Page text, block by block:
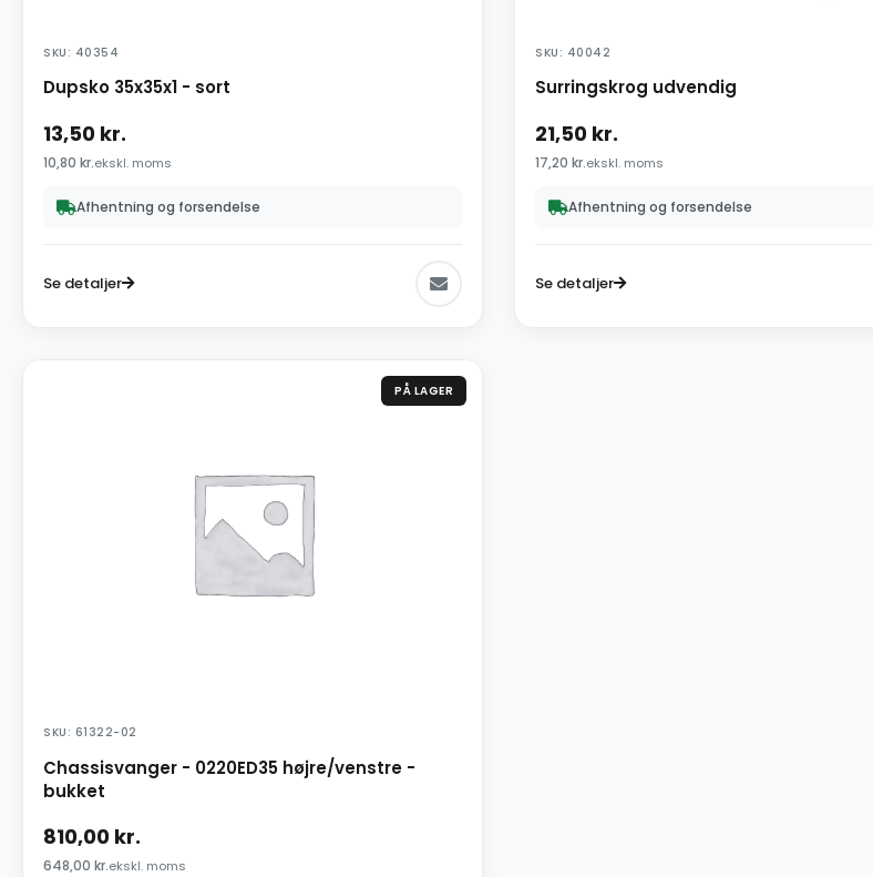
SKU: 40354
Dupsko 35x35x1 - sort
13,50 kr.
10,80 kr.ekskl. moms
Afhentning og forsendelse
Se detaljer
SKU: 40042
Surringskrog udvendig
21,50 kr.
17,20 kr.ekskl. moms
Afhentning og forsendelse
Se detaljer
PÅ LAGER
SKU: 61322-02
Chassisvanger - 0220ED35 højre/venstre -
bukket
810,00 kr.
648,00 kr.ekskl. moms